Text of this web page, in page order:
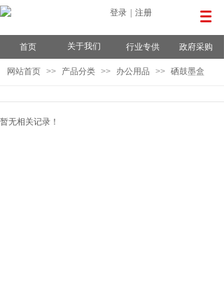
登录 注册
首页 关于我们 行业专供 政府采购
网站首页 >> 产品分类 >> 办公用品 >> 硒鼓墨盒
暂无相关记录！